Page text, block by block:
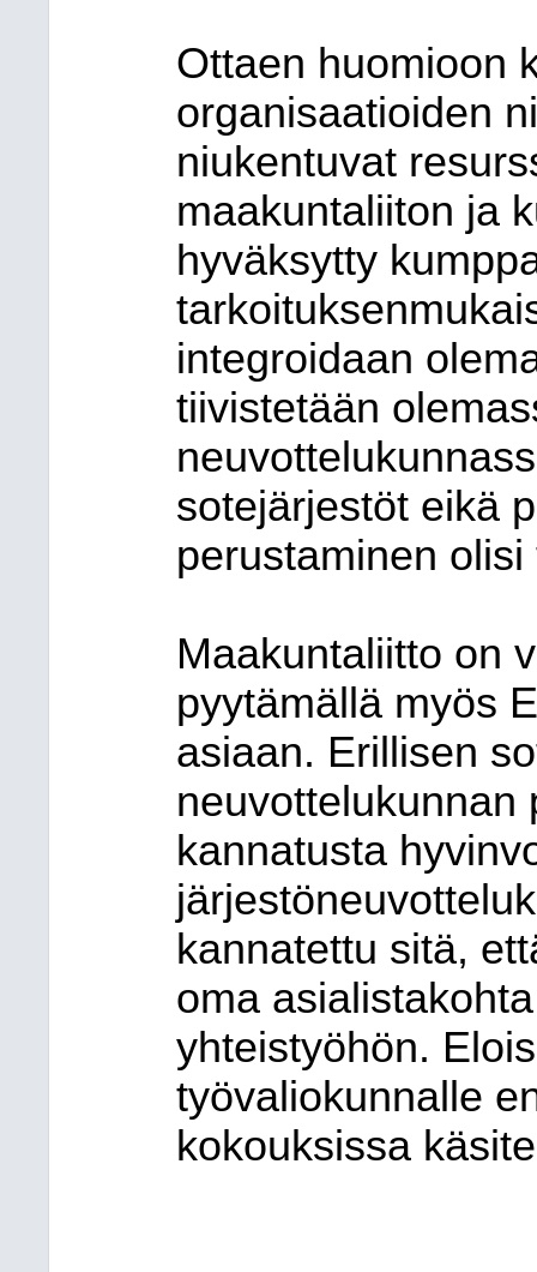
Ottaen huomioon
organisaatioiden
niukentuvat
maakuntaliiton ja
hyväksytty
integroidaan
tiivistetään
sotejärjestöt eikä
perustaminen
Maakuntaliitto on
pyytämällä myös
asiaan. Erillisen
neuvottelukunnan
kannatusta
kannatettu sitä,
oma
yhteistyöhön.
työvaliokunnalle
kokouksissa